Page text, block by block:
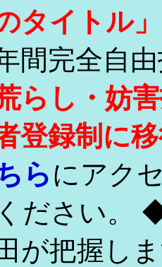
タイトル
間完全自
らし・妨
登録制に
らにアク
ださい。
が把握し